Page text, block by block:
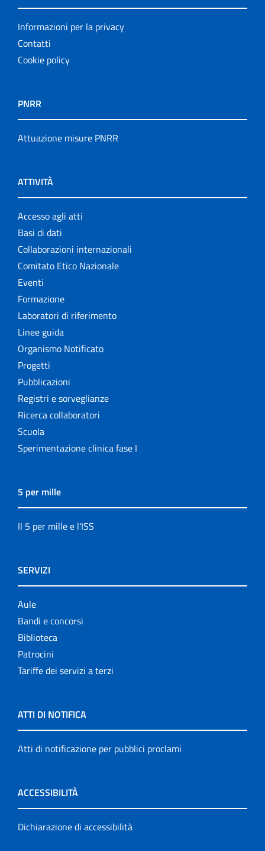
Informazioni per la privacy
Contatti
Cookie policy
PNRR
Attuazione misure PNRR
ATTIVITÀ
Accesso agli atti
Basi di dati
Collaborazioni internazionali
Comitato Etico Nazionale
Eventi
Formazione
Laboratori di riferimento
Linee guida
Organismo Notificato
Progetti
Pubblicazioni
Registri e sorveglianze
Ricerca collaboratori
Scuola
Sperimentazione clinica fase I
5 per mille
Il 5 per mille e l'ISS
SERVIZI
Aule
Bandi e concorsi
Biblioteca
Patrocini
Tariffe dei servizi a terzi
ATTI DI NOTIFICA
Atti di notificazione per pubblici proclami
ACCESSIBILITÀ
Dichiarazione di accessibilità